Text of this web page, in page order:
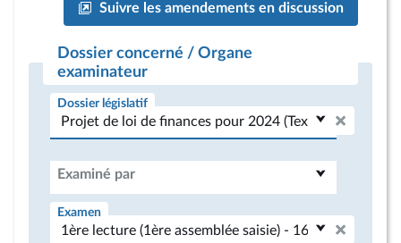
Suivre les amendements en discussion
Dossier concerné / Organe
examinateur
Dossier législatif
Examiné par
Examen